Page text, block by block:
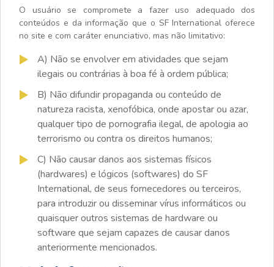
O usuário se compromete a fazer uso adequado dos
conteúdos e da informação que o SF International oferece
no site e com caráter enunciativo, mas não limitativo:
A) Não se envolver em atividades que sejam
ilegais ou contrárias à boa fé à ordem pública;
B) Não difundir propaganda ou conteúdo de
natureza racista, xenofóbica, onde apostar ou azar,
qualquer tipo de pornografia ilegal, de apologia ao
terrorismo ou contra os direitos humanos;
C) Não causar danos aos sistemas físicos
(hardwares) e lógicos (softwares) do SF
International, de seus fornecedores ou terceiros,
para introduzir ou disseminar vírus informáticos ou
quaisquer outros sistemas de hardware ou
software que sejam capazes de causar danos
anteriormente mencionados.